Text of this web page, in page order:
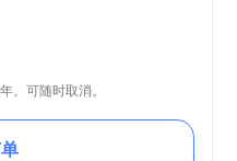
。可随时取消。